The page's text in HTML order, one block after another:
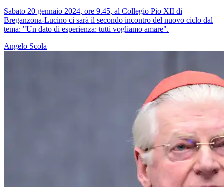
Sabato 20 gennaio 2024, ore 9.45, al Collegio Pio XII di
Breganzona-Lucino ci sarà il secondo incontro del nuovo ciclo dal
tema: "Un dato di esperienza: tutti vogliamo amare".
Angelo Scola